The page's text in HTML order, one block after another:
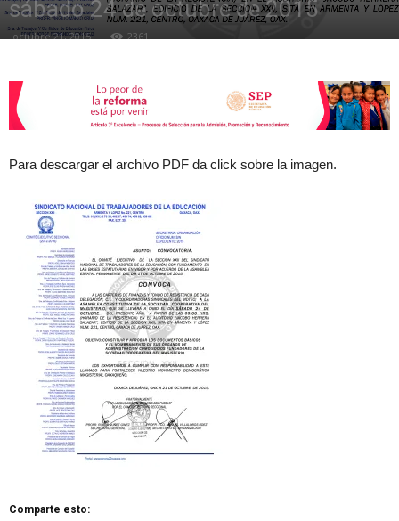
XXII
sábado 24 de octubre de 2015
octubre 21, 2015 2361
Para descargar el archivo PDF da click sobre la imagen.
Comparte esto: